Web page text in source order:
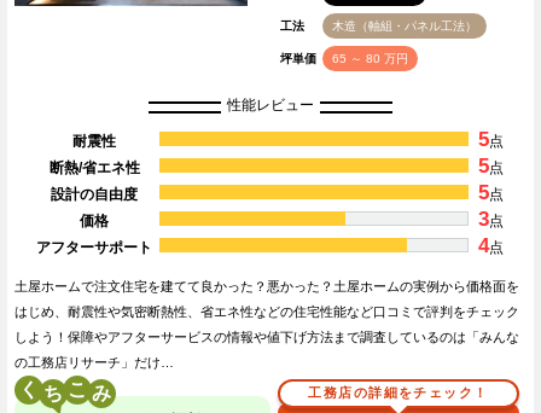
工法 木造（軸組・パネル工法）
坪単価 65 ～ 80 万円
性能レビュー
耐震性 5点
断熱/省エネ性
5点
設計の自由度
5点
価格
3点
アフターサポート
4点
土屋ホームで注文住宅を建てて良かった？悪かった？土屋ホームの実例から価格面を
はじめ、耐震性や気密断熱性、省エネ性などの住宅性能など口コミで評判をチェック
しよう！保障やアフターサービスの情報や値下げ方法まで調査しているのは「みんな
の工務店リサーチ」だけ…
く こ 工務店の詳細をチェック！